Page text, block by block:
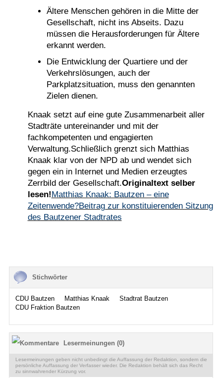
Ältere Menschen gehören in die Mitte der
Gesellschaft, nicht ins Abseits. Dazu
müssen die Herausforderungen für Ältere
erkannt werden.
Die Entwicklung der Quartiere und der
Verkehrslösungen, auch der
Parkplatzsituation, muss den genannten
Zielen dienen.
Knaak setzt auf eine gute Zusammenarbeit aller
Stadträte untereinander und mit der
fachkompetenten und engagierten
Verwaltung.Schließlich grenzt sich Matthias
Knaak klar von der NPD ab und wendet sich
gegen ein in Internet und Medien erzeugtes
Zerrbild der Gesellschaft.Originaltext selber
lesen!Matthias Knaak: Bautzen – eine
Zeitenwende?Beitrag zur konstituierenden Sitzung
des Bautzener Stadtrates
Stichwörter
CDU Bautzen Matthias Knaak
Stadtrat Bautzen
CDU Fraktion Bautzen
Lesermeinungen (0)
Lesermeinungen geben nicht unbedingt die Auffassung der Redaktion, sondern die
persönliche Auffassung der Verfasser wieder. Die Redaktion behält sich das Recht
zu sinnwahrender Kürzung vor.